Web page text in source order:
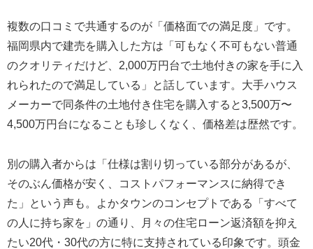
複数の口コミで共通するのが「価格面での満足度」です。
福岡県内で建売を購入した方は「可もなく不可もない普通
のクオリティだけど、2,000万円台で土地付きの家を手に入
れられたので満足している」と話しています。大手ハウス
メーカーで同条件の土地付き住宅を購入すると3,500万〜
4,500万円台になることも珍しくなく、価格差は歴然です。
別の購入者からは「仕様は割り切っている部分があるが、
そのぶん価格が安く、コストパフォーマンスに納得でき
た」という声も。よかタウンのコンセプトである「すべて
の人に持ち家を」の通り、月々の住宅ローン返済額を抑え
たい20代・30代の方に特に支持されている印象です。頭金